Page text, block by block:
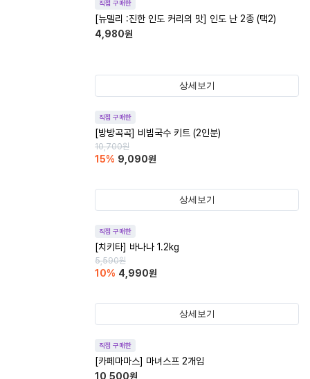
직접 구매한
[뉴델리 :진한 인도 커리의 맛] 인도 난 2종 (택2)
4,980원
상세보기
직접 구매한
[방방곡곡] 비빔국수 키트 (2인분)
10,700원
15% 9,090원
상세보기
직접 구매한
[치키타] 바나나 1.2kg
5,590원
10% 4,990원
상세보기
직접 구매한
[카페마마스] 마녀스프 2개입
10,500원